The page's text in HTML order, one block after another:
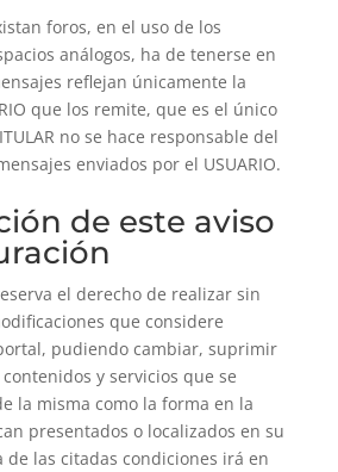
foros, en el uso de los
análogos, ha de tenerse en
reflejan únicamente la
que los remite, que es el único
no se hace responsable del
enviados por el USUARIO.
de este aviso
el derecho de realizar sin
que considere
pudiendo cambiar, suprimir
y servicios que se
la misma como la forma en la
presentados o localizados en su
de las citadas condiciones irá en